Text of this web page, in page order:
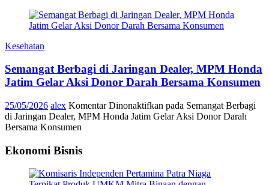
Kesehatan
Semangat Berbagi di Jaringan Dealer, MPM Honda
Jatim Gelar Aksi Donor Darah Bersama Konsumen
25/05/2026 alex Komentar Dinonaktifkan pada Semangat Berbagi
di Jaringan Dealer, MPM Honda Jatim Gelar Aksi Donor Darah
Bersama Konsumen
Ekonomi Bisnis